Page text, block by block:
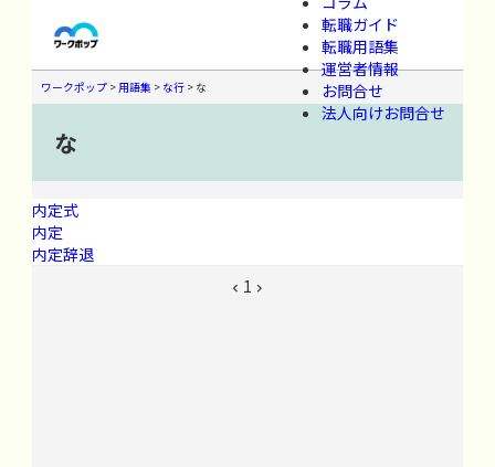
転職ガイド
転職用語集
運営者情報
お問合せ
法人向けお問合せ
ワークポップ > 用語集 > な行 > な
な
内定式
内定
内定辞退
 1 